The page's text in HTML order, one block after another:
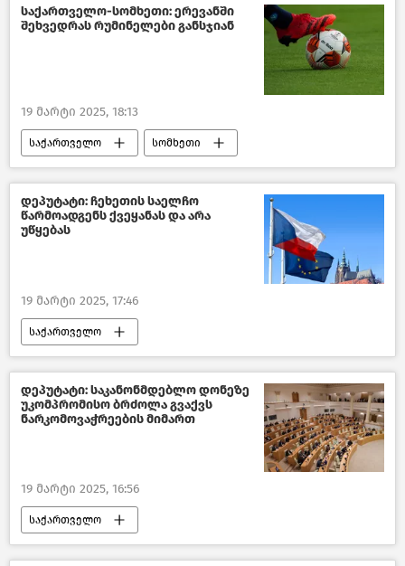
საქართველოს ეკონომიკა ინდოეთი
ახალი ამბები
საქართველო-სომხეთი: ერევანში
შეხვედრას რუმინელები განსჯიან
19 მარტი 2025, 18:13
საქართველო სომხეთი
სპორტი საზოგადოება
ახალი ამბები
დეპუტატი: ჩეხეთის საელჩო
წარმოადგენს ქვეყანას და არა
უწყებას
19 მარტი 2025, 17:46
საქართველო
საქართველოს პარლამენტი
პოლიტიკა საქართველოში
საქართველოს საგარეო პოლიტიკა
დეპუტატი: საკანონმდებლო დონეზე
უკომპრომისო ბრძოლა გვაქვს
ნარკომოვაჭრეების მიმართ
19 მარტი 2025, 16:56
საქართველო
პოლიტიკა საქართველოში